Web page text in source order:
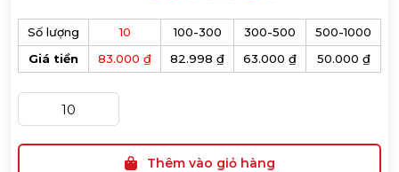
Số lượng 10 100-300 300-500
500-1000
Giá tiền
83.000 ₫ 82.998 ₫ 63.000 ₫ 50.000 ₫
Thêm vào giỏ hàng